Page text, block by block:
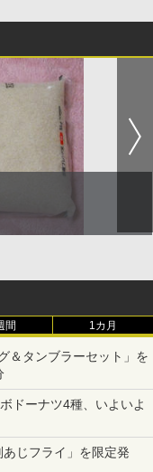
間 1カ月
＆タンブラーセット」を
ドーナツ4種、いよいよ
じフライ」を限定発